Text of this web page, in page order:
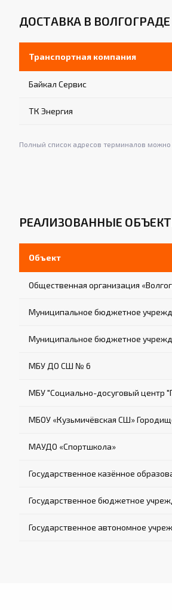
ДОСТАВКА В ВОЛГОГРАДЕ
Транспортная компания
Байкал Сервис
ТК Энергия
Полный список адресов терминалов можно
РЕАЛИЗОВАННЫЕ
Объект
Общественная организация
Муниципальное бюджетное
Муниципальное бюджетное
МБУ ДО СШ № 6
МБУ "Социально-досуговый центр
МБОУ «Кузьмичёвская СШ»
МАУДО «Спортшкола»
Государственное казённое
Государственное бюджетное
Государственное автономное